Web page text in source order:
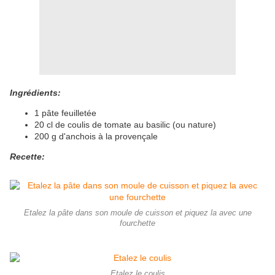
Ingrédients:
1 pâte feuilletée
20 cl de coulis de tomate au basilic (ou nature)
200 g d'anchois à la provençale
Recette:
Etalez la pâte dans son moule de cuisson et piquez la avec une
fourchette